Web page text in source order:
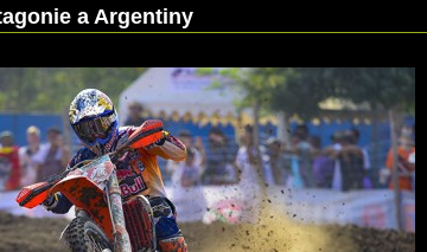
a Argentiny